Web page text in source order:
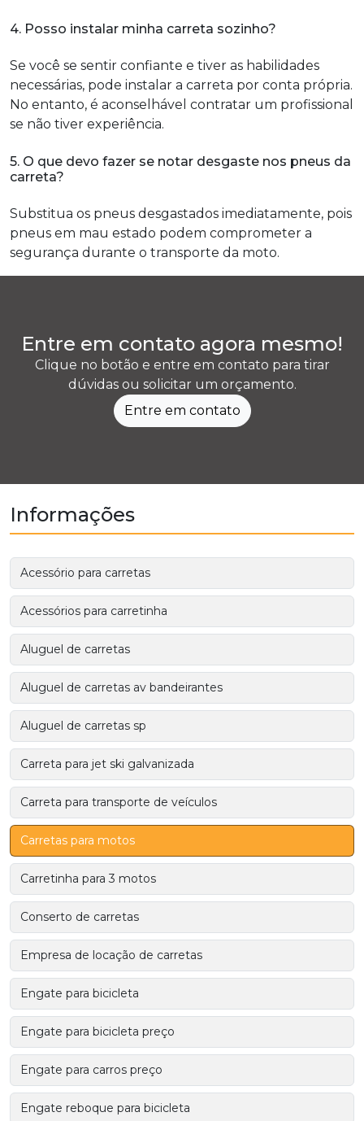
4. Posso instalar minha carreta sozinho?
Se você se sentir confiante e tiver as habilidades
necessárias, pode instalar a carreta por conta própria.
No entanto, é aconselhável contratar um profissional
se não tiver experiência.
5. O que devo fazer se notar desgaste nos pneus da
carreta?
Substitua os pneus desgastados imediatamente, pois
pneus em mau estado podem comprometer a
segurança durante o transporte da moto.
Entre em contato agora mesmo!
Clique no botão e entre em contato para tirar
dúvidas ou solicitar um orçamento.
Entre em contato
Informações
Acessório para carretas
Acessórios para carretinha
Aluguel de carretas
Aluguel de carretas av bandeirantes
Aluguel de carretas sp
Carreta para jet ski galvanizada
Carreta para transporte de veículos
Carretas para motos
Carretinha para 3 motos
Conserto de carretas
Empresa de locação de carretas
Engate para bicicleta
Engate para bicicleta preço
Engate para carros preço
Engate reboque para bicicleta